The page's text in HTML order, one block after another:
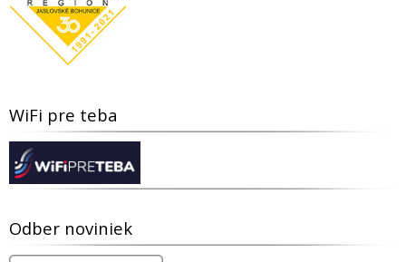
WiFi pre teba
Odber noviniek